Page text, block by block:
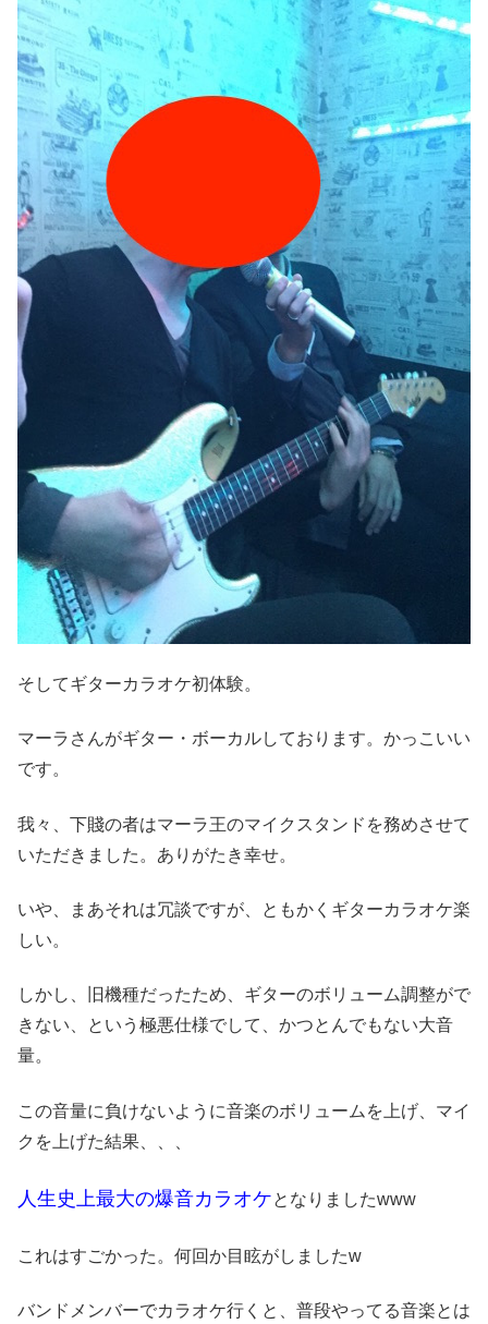
そしてギターカラオケ初体験。
マーラさんがギター・ボーカルしております。かっこいい
です。
我々、下賤の者はマーラ王のマイクスタンドを務めさせて
いただきました。ありがたき幸せ。
いや、まあそれは冗談ですが、ともかくギターカラオケ楽
しい。
しかし、旧機種だったため、ギターのボリューム調整がで
きない、という極悪仕様でして、かつとんでもない大音
量。
この音量に負けないように音楽のボリュームを上げ、マイ
クを上げた結果、、、
人生史上最大の爆音カラオケとなりましたwww
これはすごかった。何回か目眩がしましたw
バンドメンバーでカラオケ行くと、普段やってる音楽とは